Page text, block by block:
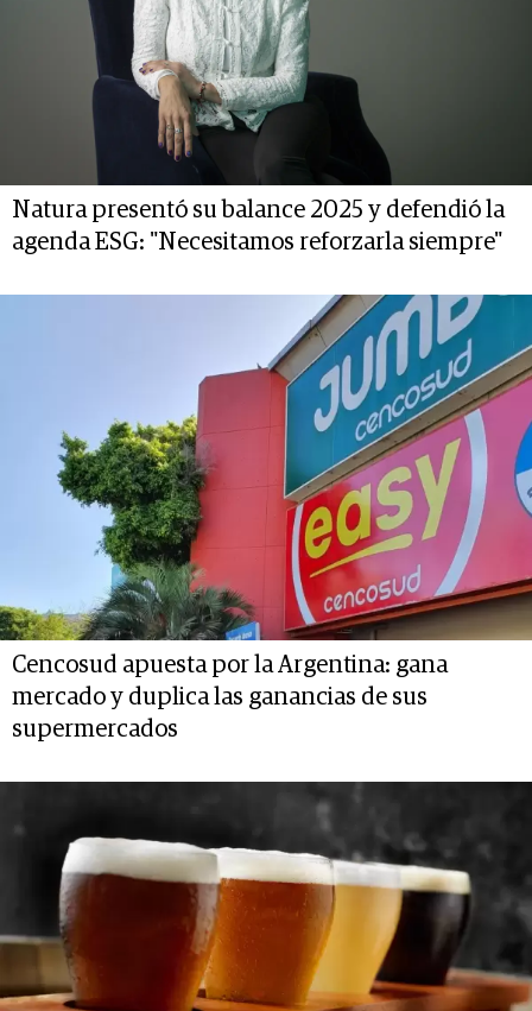
Natura presentó su balance 2025 y defendió la
agenda ESG: "Necesitamos reforzarla siempre"
Cencosud apuesta por la Argentina: gana
mercado y duplica las ganancias de sus
supermercados